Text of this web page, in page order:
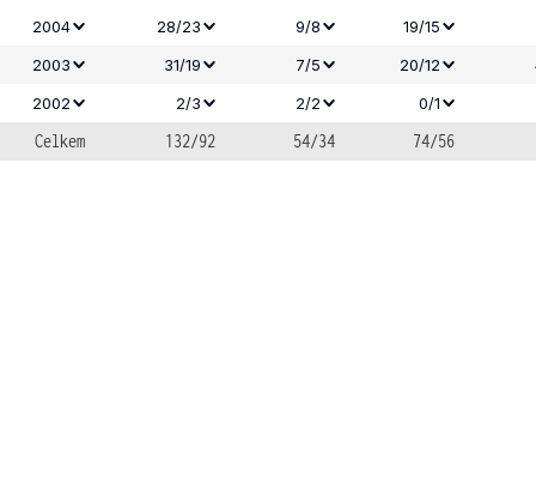
2004 28/23 9/8
19/15
2003
31/19 7/5 20/12
2002
2/3 2/2 0/1
Celkem 132/92 54/34 74/56